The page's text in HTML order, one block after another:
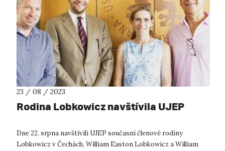
23 / 08 / 2023
Rodina Lobkowicz navštívila UJEP
Dne 22. srpna navštívili UJEP současní členové rodiny
Lobkowicz v Čechách, William Easton Lobkowicz a William